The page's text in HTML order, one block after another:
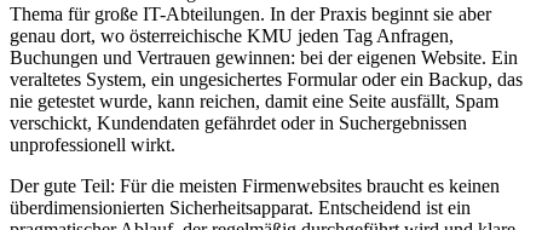
Thema für große IT-Abteilungen. In der Praxis beginnt sie aber
genau dort, wo österreichische KMU jeden Tag Anfragen,
Buchungen und Vertrauen gewinnen: bei der eigenen Website. Ein
veraltetes System, ein ungesichertes Formular oder ein Backup, das
nie getestet wurde, kann reichen, damit eine Seite ausfällt, Spam
verschickt, Kundendaten gefährdet oder in Suchergebnissen
unprofessionell wirkt.
Der gute Teil: Für die meisten Firmenwebsites braucht es keinen
überdimensionierten Sicherheitsapparat. Entscheidend ist ein